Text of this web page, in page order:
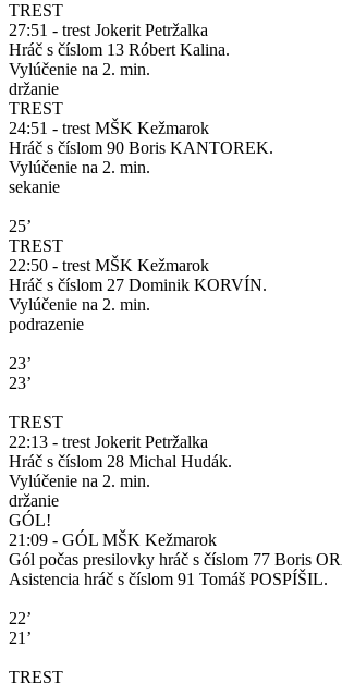
TREST
27:51 - trest Jokerit Petržalka
Hráč s číslom 13 Róbert Kalina.
Vylúčenie na 2. min.
držanie
TREST
24:51 - trest MŠK Kežmarok
Hráč s číslom 90 Boris KANTOREK.
Vylúčenie na 2. min.
sekanie
25’
TREST
22:50 - trest MŠK Kežmarok
Hráč s číslom 27 Dominik KORVÍN.
Vylúčenie na 2. min.
podrazenie
23’
23’
TREST
22:13 - trest Jokerit Petržalka
Hráč s číslom 28 Michal Hudák.
Vylúčenie na 2. min.
držanie
GÓL!
21:09 - GÓL MŠK Kežmarok
Gól počas presilovky hráč s číslom 77 Boris
Asistencia hráč s číslom 91 Tomáš POSPÍŠIL.
22’
21’
TREST